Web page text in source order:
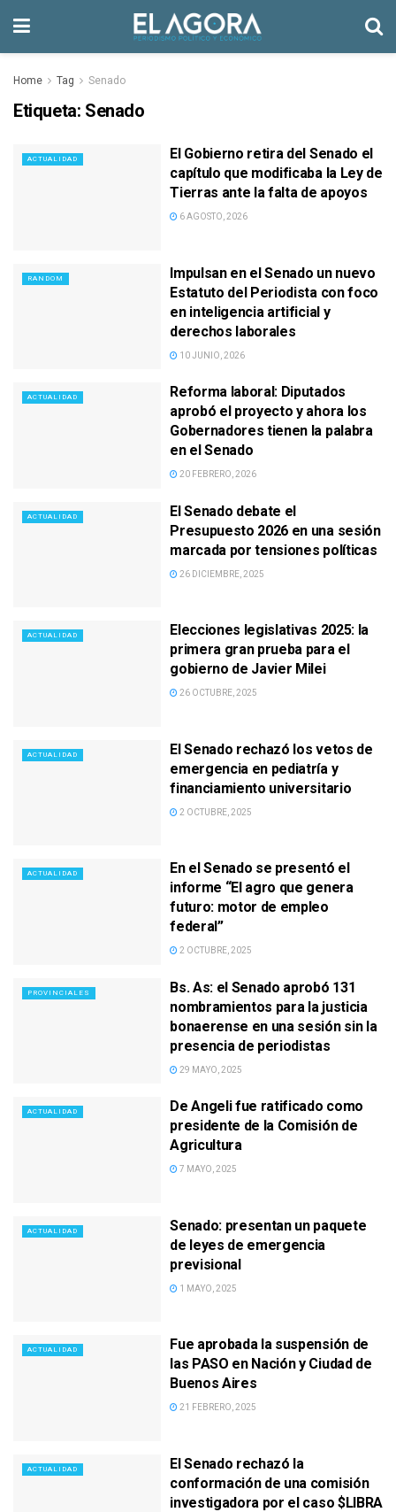
Home Tag Senado
Etiqueta: Senado
ACTUALIDAD
El Gobierno retira del Senado el
capítulo que modificaba la Ley de
Tierras ante la falta de apoyos
6 AGOSTO, 2026
RANDOM
Impulsan en el Senado un nuevo
Estatuto del Periodista con foco
en inteligencia artificial y
derechos laborales
10 JUNIO, 2026
ACTUALIDAD
Reforma laboral: Diputados
aprobó el proyecto y ahora los
Gobernadores tienen la palabra
en el Senado
20 FEBRERO, 2026
ACTUALIDAD
El Senado debate el
Presupuesto 2026 en una sesión
marcada por tensiones políticas
26 DICIEMBRE, 2025
ACTUALIDAD
Elecciones legislativas 2025: la
primera gran prueba para el
gobierno de Javier Milei
26 OCTUBRE, 2025
ACTUALIDAD
El Senado rechazó los vetos de
emergencia en pediatría y
financiamiento universitario
2 OCTUBRE, 2025
ACTUALIDAD
En el Senado se presentó el
informe “El agro que genera
futuro: motor de empleo
federal”
2 OCTUBRE, 2025
PROVINCIALES
Bs. As: el Senado aprobó 131
nombramientos para la justicia
bonaerense en una sesión sin la
presencia de periodistas
29 MAYO, 2025
ACTUALIDAD
De Angeli fue ratificado como
presidente de la Comisión de
Agricultura
7 MAYO, 2025
ACTUALIDAD
Senado: presentan un paquete
de leyes de emergencia
previsional
1 MAYO, 2025
ACTUALIDAD
Fue aprobada la suspensión de
las PASO en Nación y Ciudad de
Buenos Aires
21 FEBRERO, 2025
ACTUALIDAD
El Senado rechazó la
conformación de una comisión
investigadora por el caso $LIBRA